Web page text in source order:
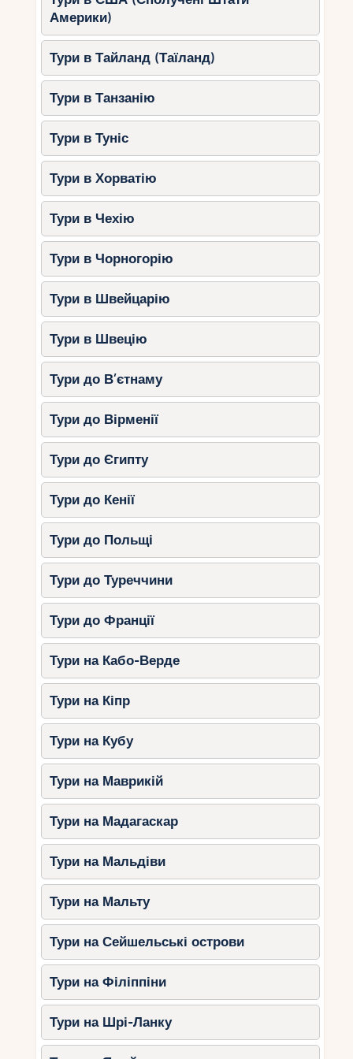
за 60 км від Агадіра.
Що можна побачити?
Рідкісні птахи, включаючи фламінго.
Диких тварин, таких як газелі та
Лагуни та піщані дюни.
Розваги та активний
відпочинок
1. Серфінг та віндсерфінг
Восени в Агадірі чудові умови для катання на
хвилях. Початківцям підійдуть пляжі Тагазута та
Тамрагта, де є школи серфінгу.
2. Гастрономічний туризм
Марокканська кухня славиться своїми
яскравими смаками. В Агадірі обов’язково
спробуйте:
Харіру (традиційний суп).
Кускус із різноманітними добавками.
Свіжі морепродукти.
3. Відвідування традиційного
марокканського ринку – Сук
Ель Хад (Souk El Had)
Це один із найбільших ринків Марокко, де
можна придбати:
Прянощі та олії.
Текстиль та шкіряні вироби.
Традиційні сувеніри.
4. Морські прогулянки
Восени вода в Атлантичному океані все ще
прогулянку або зайнятися рибалкою.
Поради для мандрівників
Беріть із собою сонцезахисні
засоби: незважаючи на осінь, сонце
залишається активним.
Арендуйте автомобіль, якщо хочете
дослідити околиці.
Вибирайте готелі з видом на море:
восени ціни знижуються, і можна
дозволити собі комфортніше
Америки)
Тури в Тайланд (Таїланд)
Тури в Танзанію
Тури в Туніс
Тури в Хорватію
Тури в Чехію
Тури в Чорногорію
Тури в Швейцарію
Тури в Швецію
Тури до В’єтнаму
Тури до Вірменії
Тури до Єгипту
Тури до Кенії
Тури до Польщі
Тури до Туреччини
Тури до Франції
Тури на Кабо-Верде
Тури на Кіпр
Тури на Кубу
Тури на Маврикій
Тури на Мадагаскар
Тури на Мальдіви
Тури на Мальту
Тури на Сейшельські острови
Тури на Філіппіни
Тури на Шрі-Ланку